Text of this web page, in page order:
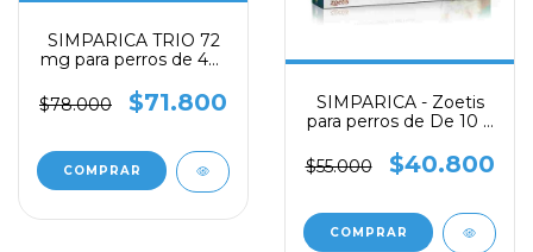
SIMPARICA TRIO 72
mg para perros de 40-
$78.000
$71.800
SIMPARICA - Zoetis
para perros de De 10 a
mg
$55.000 $40.800